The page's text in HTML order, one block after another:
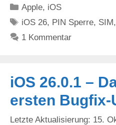
Kategorien
Apple, iOS
Schlagwörter
iOS 26, PIN Sperre, SIM,
1 Kommentar
iOS 26.0.1 –
ersten Bugfix-
15.